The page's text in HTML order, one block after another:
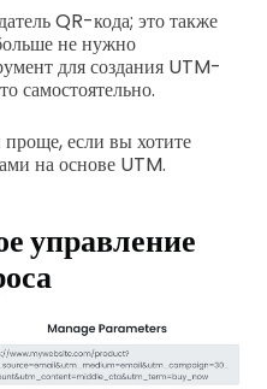
QR-кода; это также
не нужно
для создания UTM-
самостоятельно.
если вы хотите
на основе UTM.
управление